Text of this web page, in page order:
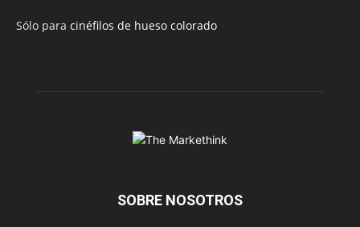
Sólo para cinéfilos de hueso colorado
SOBRE NOSOTROS